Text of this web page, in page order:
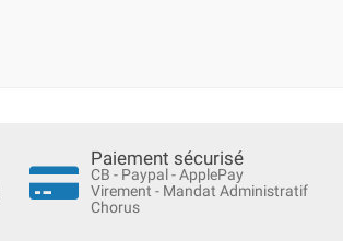
Paiement sécurisé
CB - Paypal - ApplePay
Virement - Mandat Administratif
Chorus